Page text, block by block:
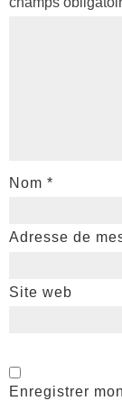
Nom *
Adresse de
Site web
Enregistrer